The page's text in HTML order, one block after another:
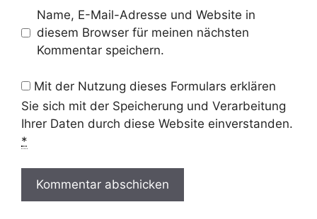
Name, E-Mail-Adresse und Website in
diesem Browser für meinen nächsten
Kommentar speichern.
Mit der Nutzung dieses Formulars erklären
Sie sich mit der Speicherung und Verarbeitung
Ihrer Daten durch diese Website einverstanden.
*